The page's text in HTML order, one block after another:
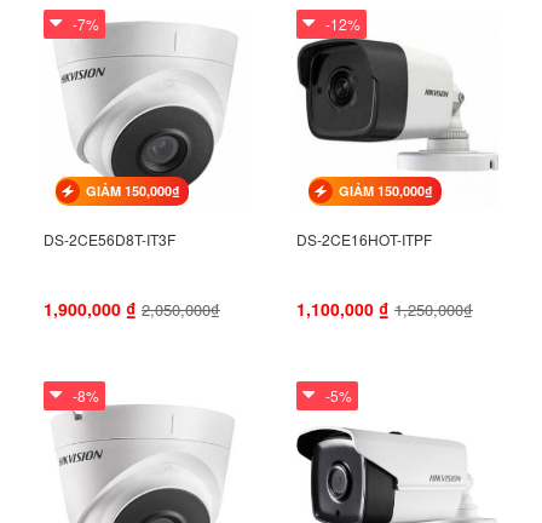
-7%
GIẢM 150,000₫
DS-2CE56D8T-IT3F
1,900,000 ₫ 2,050,000₫
-12%
GIẢM 150,000₫
DS-2CE16HOT-ITPF
1,100,000 ₫ 1,250,000₫
-8% -5%